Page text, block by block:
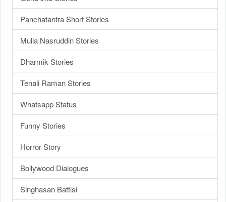
Panchatantra Short Stories
Mulla Nasruddin Stories
Dharmik Stories
Tenali Raman Stories
Whatsapp Status
Funny Stories
Horror Story
Bollywood Dialogues
Singhasan Battisi